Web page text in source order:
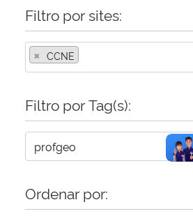
Banco Central do Brasil
Planalto
Filtro por sites:
× CCNE
Filtro por Tag(s):
Ordenar por: